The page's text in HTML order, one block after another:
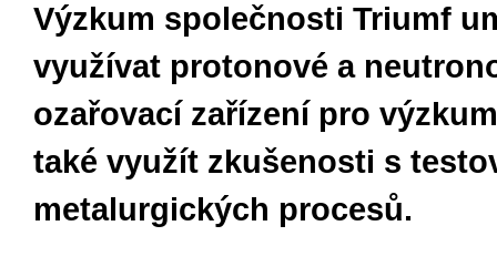
Výzkum společnosti Triumf
využívat protonové a
ozařovací zařízení pro
také využít zkušenosti s
metalurgických procesů.